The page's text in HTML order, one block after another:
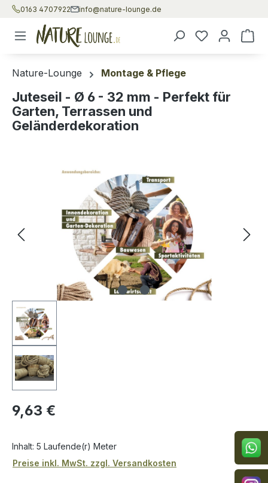
Zum Hauptinhalt springen
0163 4707922 info@nature-lounge.de
Nature-Lounge Montage & Pflege
Juteseil - Ø 6 - 32 mm - Perfekt für
Garten, Terrassen und
Geländerdekoration
Bildergalerie überspringen
Regulärer Preis:
9,63 €
Inhalt: 5 Laufende(r) Meter
Preise inkl. MwSt. zzgl. Versandkosten